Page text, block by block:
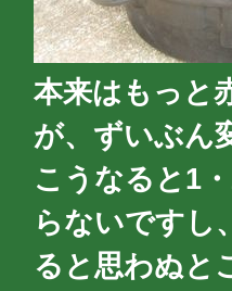
本来はもっと
が、ずいぶん
こうなると1
らないですし
ると思わぬと